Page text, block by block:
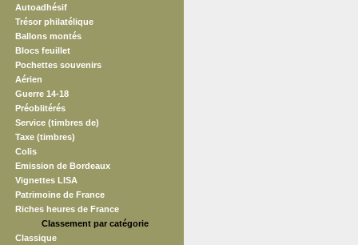
Autoadhésif
Trésor philatélique
Ballons montés
Blocs feuillet
Pochettes souvenirs
Aérien
Guerre 14-18
Préoblitérés
Service (timbres de)
Taxe (timbres)
Colis
Emission de Bordeaux
Vignettes LISA
Patrimoine de France
Riches heures de France
Classement par catégorie
Classique